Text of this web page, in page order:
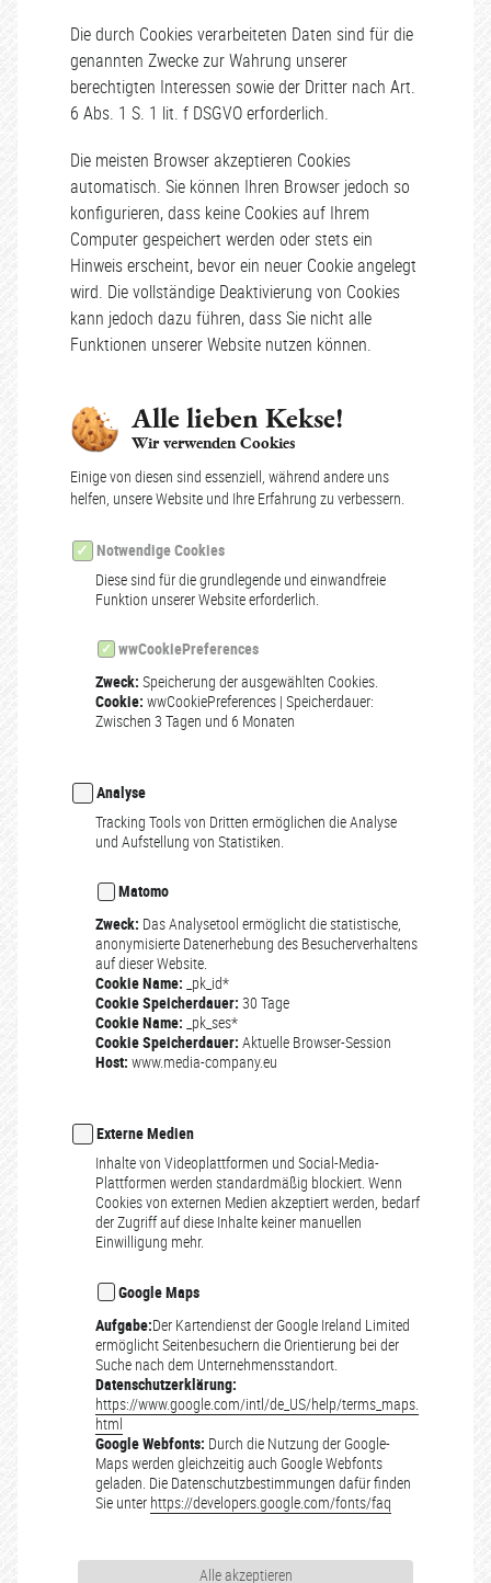
Die durch Cookies verarbeiteten Daten sind für die
genannten Zwecke zur Wahrung unserer
berechtigten Interessen sowie der Dritter nach Art.
6 Abs. 1 S. 1 lit. f DSGVO erforderlich.
Die meisten Browser akzeptieren Cookies
automatisch. Sie können Ihren Browser jedoch so
konfigurieren, dass keine Cookies auf Ihrem
Computer gespeichert werden oder stets ein
Hinweis erscheint, bevor ein neuer Cookie angelegt
wird. Die vollständige Deaktivierung von Cookies
kann jedoch dazu führen, dass Sie nicht alle
Funktionen unserer Website nutzen können.
Alle lieben Kekse!
Wir verwenden Cookies
Einige von diesen sind essenziell, während andere uns
helfen, unsere Website und Ihre Erfahrung zu verbessern.
Notwendige Cookies
Diese sind für die grundlegende und einwandfreie
Funktion unserer Website erforderlich.
wwCookiePreferences
Zweck: Speicherung der ausgewählten Cookies.
Cookie: wwCookiePreferences | Speicherdauer:
Zwischen 3 Tagen und 6 Monaten
Analyse
Tracking Tools von Dritten ermöglichen die Analyse
und Aufstellung von Statistiken.
Matomo
Zweck: Das Analysetool ermöglicht die statistische,
anonymisierte Datenerhebung des Besucherverhaltens
auf dieser Website.
Cookie Name: _pk_id*
Cookie Speicherdauer: 30 Tage
Cookie Name: _pk_ses*
Cookie Speicherdauer: Aktuelle Browser-Session
Host: www.media-company.eu
Externe Medien
Inhalte von Videoplattformen und Social-Media-
Plattformen werden standardmäßig blockiert. Wenn
Cookies von externen Medien akzeptiert werden, bedarf
der Zugriff auf diese Inhalte keiner manuellen
Einwilligung mehr.
Google Maps
Aufgabe:Der Kartendienst der Google Ireland Limited
ermöglicht Seitenbesuchern die Orientierung bei der
Suche nach dem Unternehmensstandort.
Datenschutzerklärung:
https://www.google.com/intl/de_US/help/terms_maps.
html
Google Webfonts: Durch die Nutzung der Google-
Maps werden gleichzeitig auch Google Webfonts
geladen. Die Datenschutzbestimmungen dafür finden
Sie unter https://developers.google.com/fonts/faq
Alle akzeptieren